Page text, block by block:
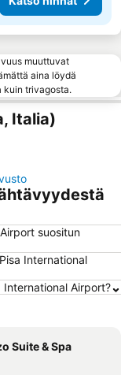
muuttuvat
aina löydä
kuin trivagosta.
Italia)
suositun
International
Airport?
Suite & Spa